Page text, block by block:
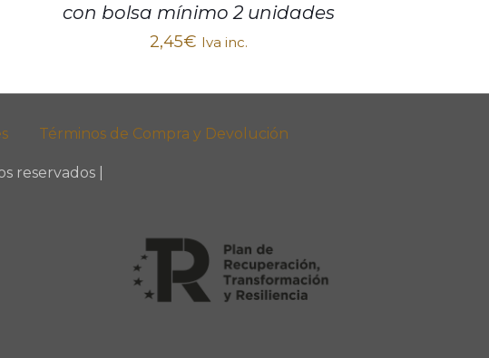
con bolsa mínimo 2 unidades
2,45€ Iva inc.
Términos de Compra y Devolución
reservados |